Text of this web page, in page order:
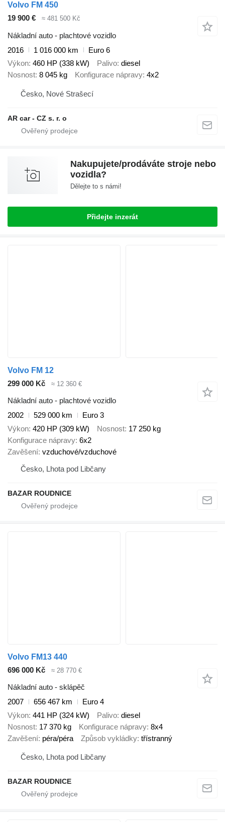
Volvo FM 450
19 900 €
≈ 481 500 Kč
Nákladní auto - plachtové vozidlo
2016
1 016 000 km
Euro 6
Výkon 460 HP (338 kW) Palivo diesel
Nosnost 8 045 kg Konfigurace nápravy 4x2
Česko, Nové Strašecí
AR car - CZ s. r. o
Nakupujete/prodáváte stroje nebo
vozidla?
Dělejte to s námi!
Přidejte inzerát
Volvo FM 12
299 000 Kč
≈ 12 360 €
Nákladní auto - plachtové vozidlo
2002
529 000 km
Euro 3
Výkon 420 HP (309 kW) Nosnost 17 250 kg
Konfigurace nápravy 6x2
Zavěšení vzduchové/vzduchové
Česko, Lhota pod Libčany
BAZAR ROUDNICE
Volvo FM13 440
696 000 Kč
≈ 28 770 €
Nákladní auto - sklápěč
2007
656 467 km
Euro 4
Výkon 441 HP (324 kW) Palivo diesel
Nosnost 17 370 kg Konfigurace nápravy 8x4
Zavěšení péra/péra Způsob vykládky třístranný
Česko, Lhota pod Libčany
BAZAR ROUDNICE